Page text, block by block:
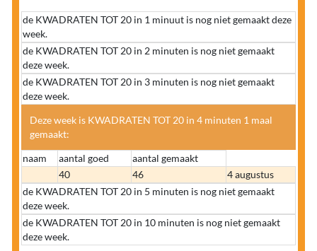
de KWADRATEN TOT 20 in 1 minuut is nog niet gemaakt deze
week.
de KWADRATEN TOT 20 in 2 minuten is nog niet gemaakt
deze week.
de KWADRATEN TOT 20 in 3 minuten is nog niet gemaakt
deze week.
Deze week is KWADRATEN TOT 20 in 4 minuten 1 maal
gemaakt:
naam
aantal goed
aantal gemaakt
40
46
4 augustus
de KWADRATEN TOT 20 in 5 minuten is nog niet gemaakt
deze week.
de KWADRATEN TOT 20 in 10 minuten is nog niet gemaakt
deze week.